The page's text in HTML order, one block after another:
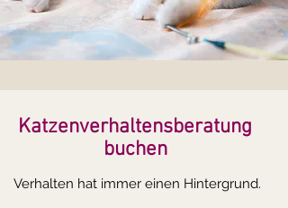
Katzenverhaltensberatung
buchen
Verhalten hat immer einen Hintergrund.